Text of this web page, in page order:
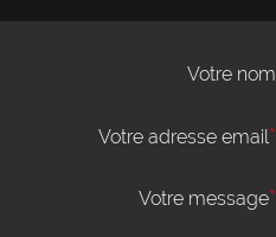
Votre nom
Votre adresse email*
Votre message*